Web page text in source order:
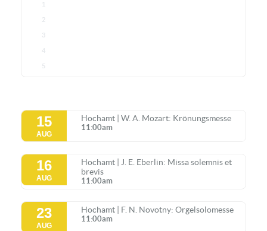
1
2
3
4
5
15
AUG
Hochamt | W. A. Mozart: Krönungsmesse
11:00am
16
AUG
Hochamt | J. E. Eberlin: Missa solemnis et
brevis
11:00am
23
AUG
Hochamt | F. N. Novotny: Orgelsolomesse
11:00am